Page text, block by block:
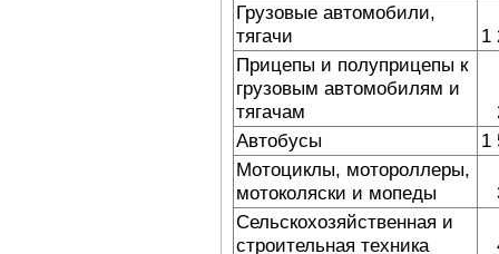
Грузовые автомобили,
тягачи
1
Прицепы и полуприцепы к
грузовым автомобилям и
тягачам
Автобусы
1
Мотоциклы, мотороллеры,
мотоколяски и мопеды
Сельскохозяйственная и
строительная техника